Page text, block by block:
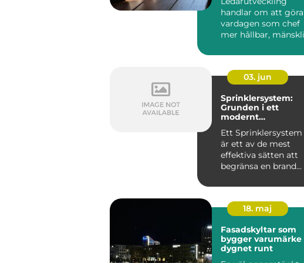
handlar om att göra
vardagen som chef
mer hållbar,
03. jun
Sprinklersystem:
Grunden i ett
modernt
Ett Sprinklersystem
är ett av de mest
effektiva sätten att
begränsa en brand
18. maj
Fasadskyltar som
bygger varumärke
dygnet runt